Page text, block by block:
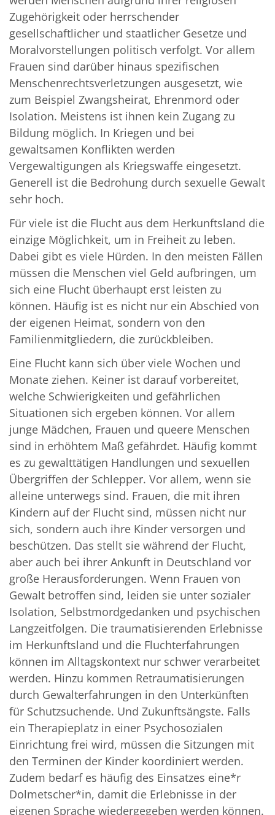
Zugehörigkeit oder herrschender
gesellschaftlicher und staatlicher Gesetze und
Moralvorstellungen politisch verfolgt. Vor allem
Frauen sind darüber hinaus spezifischen
Menschenrechtsverletzungen ausgesetzt, wie
zum Beispiel Zwangsheirat, Ehrenmord oder
Isolation. Meistens ist ihnen kein Zugang zu
Bildung möglich. In Kriegen und bei
gewaltsamen Konflikten werden
Vergewaltigungen als Kriegswaffe eingesetzt.
Generell ist die Bedrohung durch sexuelle Gewalt
sehr hoch.
Für viele ist die Flucht aus dem Herkunftsland die
einzige Möglichkeit, um in Freiheit zu leben.
Dabei gibt es viele Hürden. In den meisten Fällen
müssen die Menschen viel Geld aufbringen, um
sich eine Flucht überhaupt erst leisten zu
können. Häufig ist es nicht nur ein Abschied von
der eigenen Heimat, sondern von den
Familienmitgliedern, die zurückbleiben.
Eine Flucht kann sich über viele Wochen und
Monate ziehen. Keiner ist darauf vorbereitet,
welche Schwierigkeiten und gefährlichen
Situationen sich ergeben können. Vor allem
junge Mädchen, Frauen und queere Menschen
sind in erhöhtem Maß gefährdet. Häufig kommt
es zu gewalttätigen Handlungen und sexuellen
Übergriffen der Schlepper. Vor allem, wenn sie
alleine unterwegs sind. Frauen, die mit ihren
Kindern auf der Flucht sind, müssen nicht nur
sich, sondern auch ihre Kinder versorgen und
beschützen. Das stellt sie während der Flucht,
aber auch bei ihrer Ankunft in Deutschland vor
große Herausforderungen. Wenn Frauen von
Gewalt betroffen sind, leiden sie unter sozialer
Isolation, Selbstmordgedanken und psychischen
Langzeitfolgen. Die traumatisierenden Erlebnisse
im Herkunftsland und die Fluchterfahrungen
können im Alltagskontext nur schwer verarbeitet
werden. Hinzu kommen Retraumatisierungen
durch Gewalterfahrungen in den Unterkünften
für Schutzsuchende. Und Zukunftsängste. Falls
ein Therapieplatz in einer Psychosozialen
Einrichtung frei wird, müssen die Sitzungen mit
den Terminen der Kinder koordiniert werden.
Zudem bedarf es häufig des Einsatzes eine*r
Dolmetscher*in, damit die Erlebnisse in der
eigenen Sprache wiedergegeben werden können.